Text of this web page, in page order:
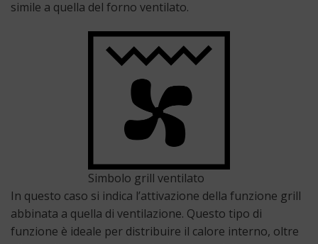
simile a quella del forno ventilato.
Simbolo grill ventilato
In questo caso si indica l’attivazione della funzione grill
abbinata a quella di ventilazione. Questo tipo di
funzione è ideale per distribuire il calore interno, oltre